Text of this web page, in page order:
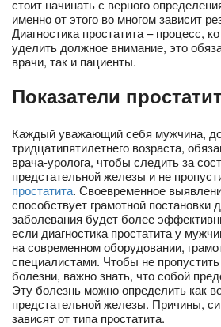
стоит начинать с верного
именно от этого во многом зависит
Диагностика простатита – процесс,
уделить должное внимание, это
врачи, так и пациенты.
Показатели
Каждый уважающий себя мужчина,
тридцатипятилетнего возраста,
врача-уролога, чтобы следить за
предстательной железы и не
простатита. Своевременное
способствует грамотной постановки
заболевания будет более
если диагностика простатита у
на современном оборудовании,
специалистами. Чтобы не
болезни, важно знать, что собой
Эту болезнь можно определить как
предстательной железы. Причины,
зависят от типа простатита.